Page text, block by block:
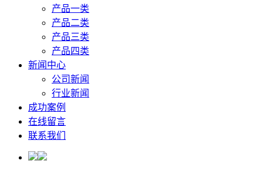
产品一类
产品二类
产品三类
产品四类
新闻中心
公司新闻
行业新闻
成功案例
在线留言
联系我们